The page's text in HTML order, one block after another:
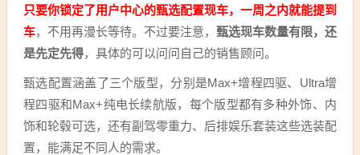
只要你锁定了用户中心的甄选配置现车，一周之内就能提到
车，不用再漫长等待。不过要注意， 甄选现车数量有限，还
是先定先得，具体的可以问问自己的销售顾问。
甄选配置涵盖了三个版型，分别是Max+增程四驱、Ultra增
程四驱和Max+纯电长续航版，每个版型都有多种外饰、内
饰和轮毂可选，还有副驾零重力、后排娱乐套装这些选装配
置，能满足不同人的需求。